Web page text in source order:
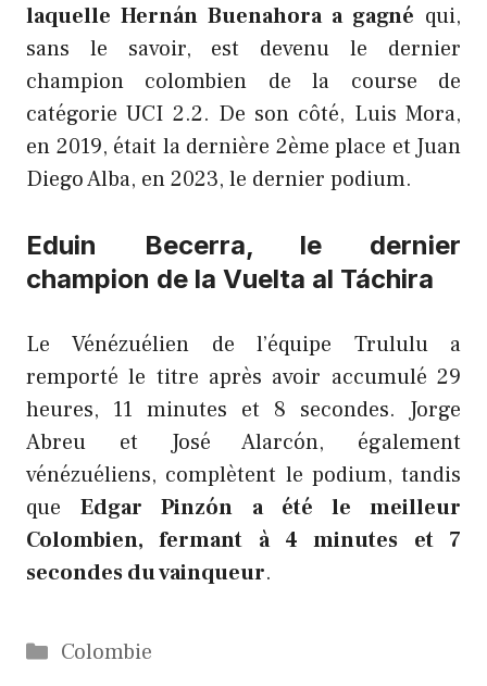
laquelle Hernán Buenahora a gagné qui,
sans le savoir, est devenu le dernier
champion colombien de la course de
catégorie UCI 2.2. De son côté, Luis Mora,
en 2019, était la dernière 2ème place et Juan
Diego Alba, en 2023, le dernier podium.
Eduin Becerra, le dernier
champion de la Vuelta al Táchira
Le Vénézuélien de l’équipe Trululu a
remporté le titre après avoir accumulé 29
heures, 11 minutes et 8 secondes. Jorge
Abreu et José Alarcón, également
vénézuéliens, complètent le podium, tandis
queEdgar Pinzón a été le meilleur
Colombien, fermant à 4 minutes et 7
secondes du vainqueur.
Catégories
Colombie